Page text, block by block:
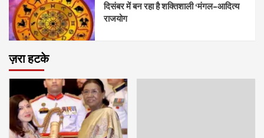
दिसंबर में बन रहा है शक्तिशाली ‘मंगल–आदित्य
राजयोग
ज़रा हटके